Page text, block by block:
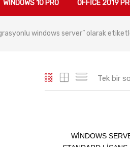
WINDOWS 10 PRO OFFICE 2019
windows server” olarak
Tek bir
WINDOWS